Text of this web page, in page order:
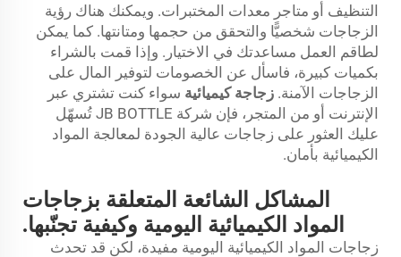
التنظيف أو متاجر معدات المختبرات. ويمكنك هناك رؤية
الزجاجات شخصيًّا والتحقق من حجمها ومتانتها. كما يمكن
لطاقم العمل مساعدتك في الاختيار. وإذا قمت بالشراء
بكميات كبيرة، فاسأل عن الخصومات لتوفير المال على
الزجاجات الآمنة. زجاجة كيميائية سواء كنت تشتري عبر
الإنترنت أو من المتجر، فإن شركة JB BOTTLE تُسهّل
عليك العثور على زجاجات عالية الجودة لمعالجة المواد
الكيميائية بأمان.
المشاكل الشائعة المتعلقة بزجاجات
المواد الكيميائية اليومية وكيفية تجنّبها.
زجاجات المواد الكيميائية اليومية مفيدة، لكن قد تحدث